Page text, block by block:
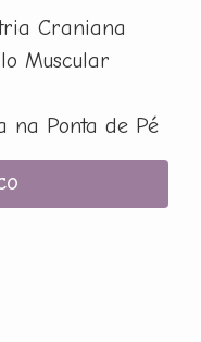
Craniana
Muscular
na Ponta de Pé